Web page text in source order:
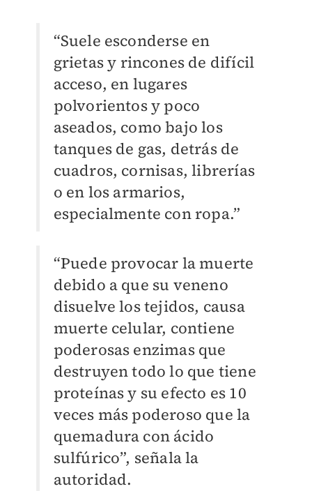
“Suele esconderse en
grietas y rincones de difícil
acceso, en lugares
polvorientos y poco
aseados, como bajo los
tanques de gas, detrás de
cuadros, cornisas, librerías
o en los armarios,
especialmente con ropa.”
“Puede provocar la muerte
debido a que su veneno
disuelve los tejidos, causa
muerte celular, contiene
poderosas enzimas que
destruyen todo lo que tiene
proteínas y su efecto es 10
veces más poderoso que la
quemadura con ácido
sulfúrico”, señala la
autoridad.